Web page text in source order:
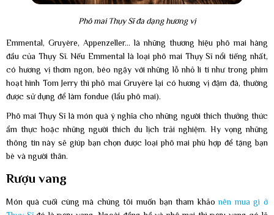
Phô mai Thụy Sĩ đa dạng hương vị
Emmental, Gruyère, Appenzeller... là những thương hiệu phô mai hàng
đầu của Thụy Sĩ. Nếu Emmental là loại phô mai Thụy Sĩ nổi tiếng nhất,
có hương vị thơm ngon, béo ngậy với những lỗ nhỏ li ti như trong phim
hoạt hình Tom Jerry thì phô mai Gruyère lại có hương vị đậm đà, thường
được sử dụng để làm fondue (lẩu phô mai).
Phô mai Thụy Sĩ là món quà ý nghĩa cho những người thích thưởng thức
ẩm thực hoặc những người thích du lịch trải nghiệm. Hy vọng những
thông tin này sẽ giúp bạn chọn được loại phô mai phù hợp để tặng bạn
bè và người thân.
Rượu vang
Món quà cuối cùng mà chúng tôi muốn bạn tham khảonên mua gì ở